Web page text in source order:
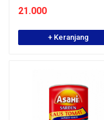
21.000
+ Keranjang